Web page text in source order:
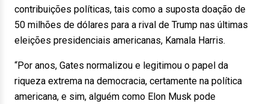
contribuições políticas, tais como a suposta doação de
50 milhões de dólares para a rival de Trump nas últimas
eleições presidenciais americanas, Kamala Harris.
“Por anos, Gates normalizou e legitimou o papel da
riqueza extrema na democracia, certamente na política
americana, e sim, alguém como Elon Musk pode